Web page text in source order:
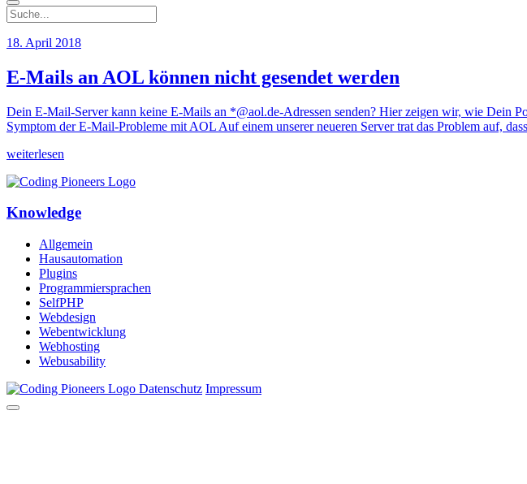
18. April 2018
E-Mails an AOL können nicht gesendet werden
Dein E-Mail-Server kann keine E-Mails an *@aol.de-Adressen senden? Hier zeigen wir, wie Dein
Symptom der E-Mail-Probleme mit AOL Auf einem unserer neueren Server trat das Problem auf,
weiterlesen
Knowledge
Allgemein
Hausautomation
Plugins
Programmiersprachen
SelfPHP
Webdesign
Webentwicklung
Webhosting
Webusability
Datenschutz Impressum